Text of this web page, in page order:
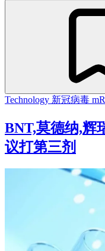
Technology 新冠病毒
BNT,莫德纳,辉
议打第三剂